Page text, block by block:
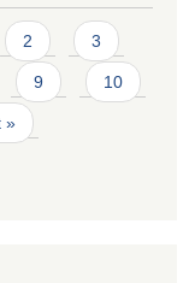
2 3
9 10
»